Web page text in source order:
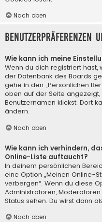
Nach oben
Benutzerpräferenzen
Wie kann ich meine
Wenn du dich registriert hast,
der Datenbank des Boards
gehe in den „Persönlichen
oben auf der Seite
Benutzernamen klickst. Dort
ändern.
Nach oben
Wie kann ich verhindern,
Online-Liste auftaucht?
In deinem persönlichen
eine Option „Meinen Online-
verbergen“. Wenn du diese
Administratoren,
Status sehen. Du wirst dann
Nach oben